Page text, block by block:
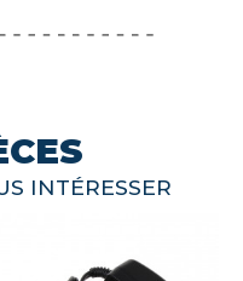
INTÉRESSER